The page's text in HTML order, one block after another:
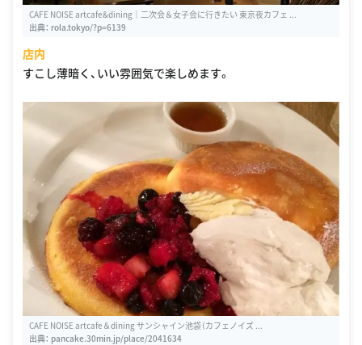
CAFE NOISE artcafe&dining｜二次会＆女子会に行きたい 東京夜カフェ ...
出典： rola.tokyo/?p=6139
店内
すこし薄暗く、いい雰囲気で楽しめます。
CAFE NOISE artcafe＆dining サンシャイン池袋（カフェノイズ ...
出典： pancake.30min.jp/place/2041634